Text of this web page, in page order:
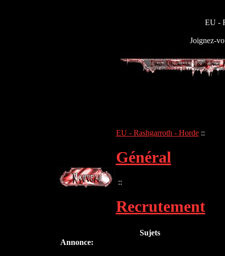
EU -
Joignez-
EU - Rashgarroth - Horde::
Général
::
Recrutement
Sujets
Annonce: